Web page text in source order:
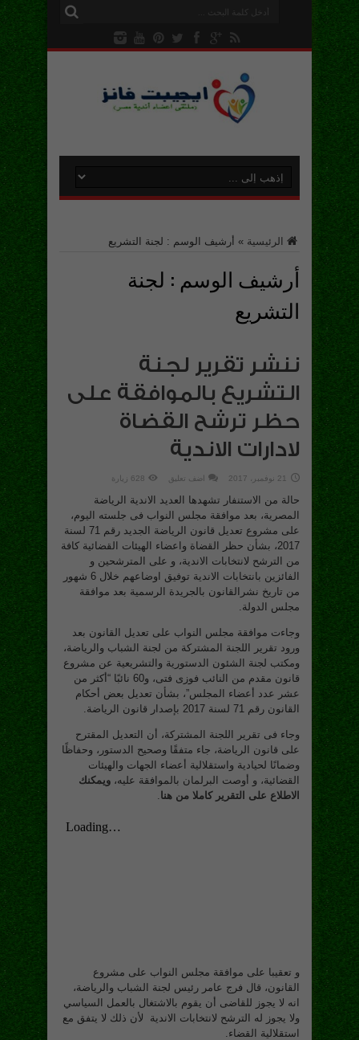
الرئيسية » أرشيف الوسم : لجنة التشريع
أرشيف الوسم : لجنة
التشريع
ننشر تقرير لجنة
التشريع بالموافقة على
حظر ترشح القضاة
لادارات الاندية
21 نوفمبر، 2017 اضف تعليق 628 زيارة
حالة من الاستنفار تشهدها العديد الاندية الرياضة
المصرية، بعد موافقة مجلس النواب فى جلسته اليوم،
على مشروع تعديل قانون الرياضة الجديد رقم 71 لسنة
2017، بشأن حظر القضاة واعضاء الهيئات القضائية كافة
من الترشح لانتخابات الاندية، و على المترشحين و
الفائزين بانتخابات الاندية توفيق اوضاعهم خلال 6 شهور
من تاريخ نشرالقانون بالجريدة الرسمية بعد موافقة
مجلس الدولة.
وجاءت موافقة مجلس النواب على تعديل القانون بعد
ورود تقرير اللجنة المشتركة من لجنة الشباب والرياضة،
ومكتب لجنة الشئون الدستورية والتشريعية عن مشروع
قانون مقدم من النائب فوزى فتى، و60 نائبًا “أكثر من
عشر عدد أعضاء المجلس”، بشأن تعديل بعض أحكام
القانون رقم 71 لسنة 2017 بإصدار قانون الرياضة.
وجاء فى تقرير اللجنة المشتركة، أن التعديل المقترح
على قانون الرياضة، جاء متفقًا وصحيح الدستور، وحفاظًا
وضمانًا لحيادية واستقلالية أعضاء الجهات والهيئات
القضائية، و أوصت البرلمان بالموافقة عليه، ويمكنك
الاطلاع على التقرير كاملا من هنا.
و تعقيبا على موافقة مجلس النواب على مشروع
القانون، قال فرج عامر رئيس لجنة الشباب والرياضة،
انه لا يجوز للقاضى أن يقوم بالاشتغال بالعمل السياسي
ولا يجوز له الترشح لانتخابات الاندية لأن ذلك لا يتفق مع
استقلالية القضاء.